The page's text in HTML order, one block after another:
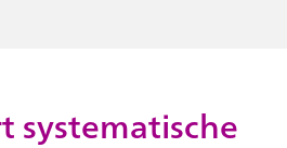
systematische